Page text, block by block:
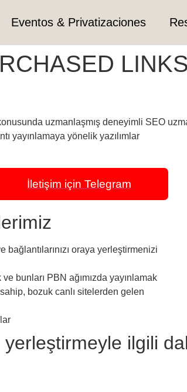
Eventos & Privatizaciones
uzmanlaşmış deneyimli SEO
yayınlamaya yönelik yazılımlar
İletişim için Telegram
oraya yerleştirmenizi
bunları PBN ağımızda yayınlamak
bozuk canlı sitelerden gelen
ilgili